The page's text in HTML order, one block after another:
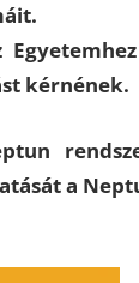
kérnének.
a